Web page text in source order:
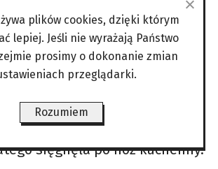
niedobrze, bo Zbigniew W.
za mało reszty.
śledztwie i napisano później w
kłócili się już w trójkę.
w pewnym momencie dwa
partnerkę w twarz i ją
sięgnęła po nóż kuchenny.
plików cookies, dzięki którym
lepiej. Jeśli nie wyrażają Państwo
prosimy o dokonanie zmian
przeglądarki.
Rozumiem